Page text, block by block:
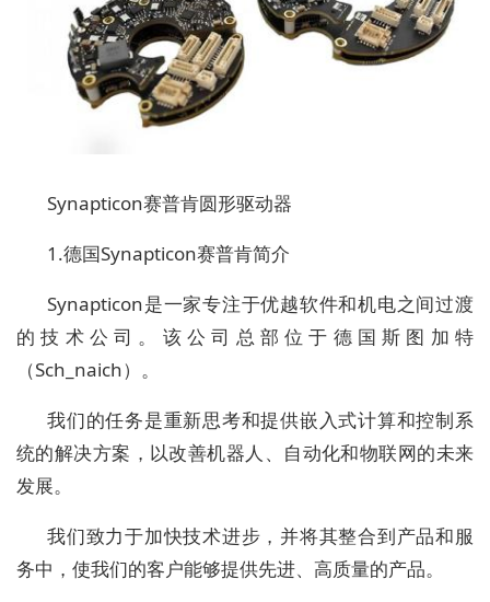
Synapticon赛普肯圆形驱动器
1.德国Synapticon赛普肯简介
Synapticon是一家专注于优越软件和机电之间过渡
的技术公司。该公司总部位于德国斯图加特
（Sch_naich）。
我们的任务是重新思考和提供嵌入式计算和控制系
统的解决方案，以改善机器人、自动化和物联网的未来
发展。
我们致力于加快技术进步，并将其整合到产品和服
务中，使我们的客户能够提供先进、高质量的产品。